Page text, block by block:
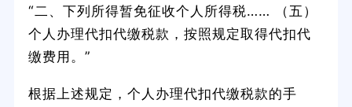
“二、下列所得暂免征收个人所得税…… （五）
个人办理代扣代缴税款，按照规定取得代扣代
缴费用。”
根据上述规定，个人办理代扣代缴税款的手